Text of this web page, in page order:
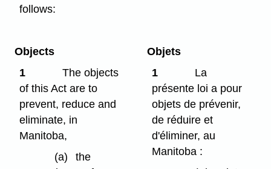
follows:
Objects
1
The objects
of this Act are to
prevent, reduce and
eliminate, in
Manitoba,
(a)
the
Objets
1
La
présente loi a pour
objets de prévenir,
de réduire et
d'éliminer, au
Manitoba :